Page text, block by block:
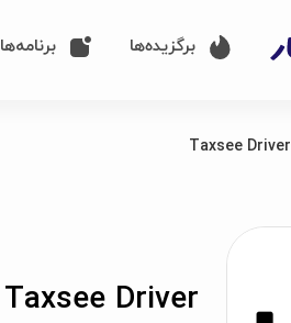
برگزیده‌ها برنامه‌ها
Taxsee Driver
Taxsee Driver